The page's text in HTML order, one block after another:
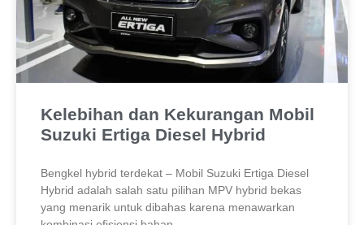
Kelebihan dan Kekurangan Mobil
Suzuki Ertiga Diesel Hybrid
Bengkel hybrid terdekat – Mobil Suzuki Ertiga Diesel
Hybrid adalah salah satu pilihan MPV hybrid bekas
yang menarik untuk dibahas karena menawarkan